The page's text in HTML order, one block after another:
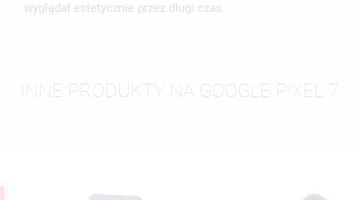
wyglądał estetycznie przez długi czas.
INNE PRODUKTY NA GOOGLE PIXEL 7